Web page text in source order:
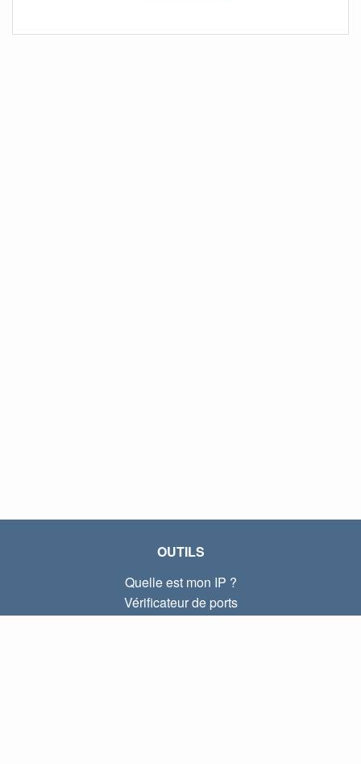
OUTILS
Quelle est mon IP ?
Vérificateur de ports